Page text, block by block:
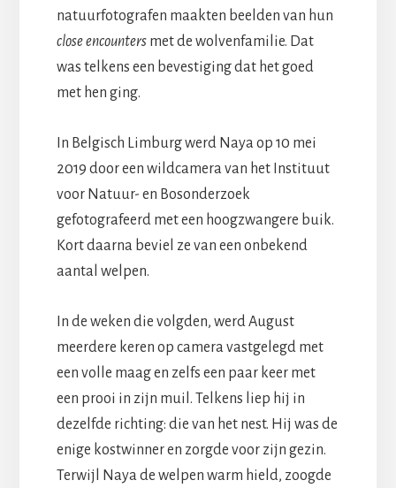
natuurfotografen maakten beelden van hun
close encountersmet de wolvenfamilie. Dat
was telkens een bevestiging dat het goed
met hen ging.
In Belgisch Limburg werd Naya op 10 mei
2019 door een wildcamera van het Instituut
voor Natuur- en Bosonderzoek
gefotografeerd met een hoogzwangere buik.
Kort daarna beviel ze van een onbekend
aantal welpen.
In de weken die volgden, werd August
meerdere keren op camera vastgelegd met
een volle maag en zelfs een paar keer met
een prooi in zijn muil. Telkens liep hij in
dezelfde richting: die van het nest. Hij was de
enige kostwinner en zorgde voor zijn gezin.
Terwijl Naya de welpen warm hield, zoogde